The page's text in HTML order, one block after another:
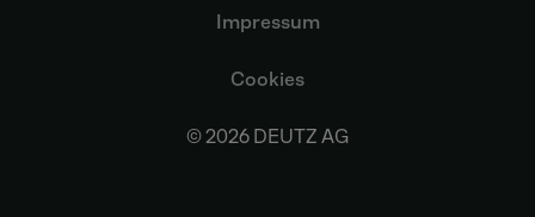
© 2026 DEUTZ AG
Impressum
Cookies